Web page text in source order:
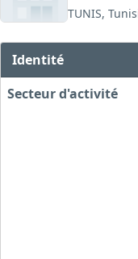
TUNIS,
Identité
Secteur d'activité